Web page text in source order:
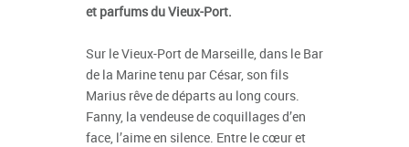
et parfums du Vieux-Port.
Sur le Vieux-Port de Marseille, dans le Bar
de la Marine tenu par César, son fils
Marius rêve de départs au long cours.
Fanny, la vendeuse de coquillages d’en
face, l’aime en silence. Entre le cœur et